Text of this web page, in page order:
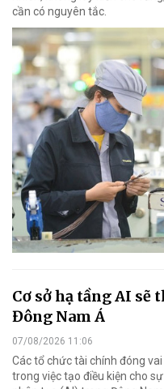
cần có nguyên tắc.
Cơ sở hạ tầng AI sẽ
Đông Nam Á
07/08/2026 11:06
Các tổ chức tài chính đóng
trong việc tạo điều kiện cho